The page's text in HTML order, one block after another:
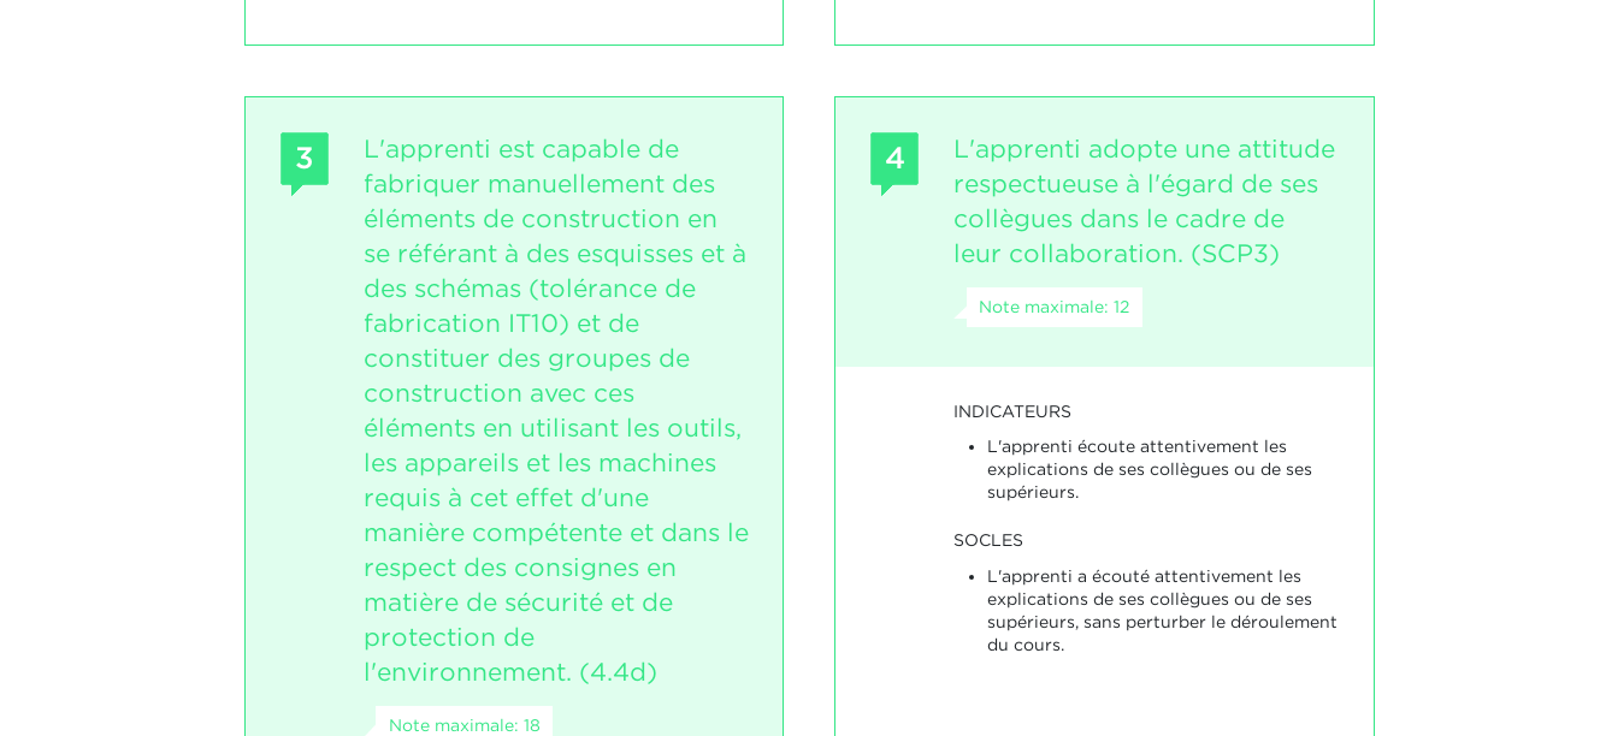
3
L'apprenti est capable de
fabriquer manuellement des
éléments de construction en
se référant à des esquisses et à
des schémas (tolérance de
fabrication IT10) et de
constituer des groupes de
construction avec ces
éléments en utilisant les outils,
les appareils et les machines
requis à cet effet d'une
manière compétente et dans le
respect des consignes en
matière de sécurité et de
protection de
l'environnement. (4.4d)
Note maximale: 18
4
L'apprenti adopte une attitude
respectueuse à l'égard de ses
collègues dans le cadre de
leur collaboration. (SCP3)
Note maximale: 12
INDICATEURS
L'apprenti écoute attentivement les
explications de ses collègues ou de ses
supérieurs.
SOCLES
L'apprenti a écouté attentivement les
explications de ses collègues ou de ses
supérieurs, sans perturber le déroulement
du cours.